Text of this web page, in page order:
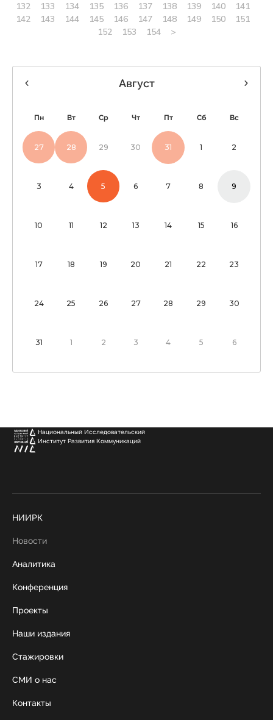
132
133 134 135 136 137 138 139 140
141
142
143 144 145 146 147 148 149 150
151
152
153 154 >
Август
Пн Вт Ср Чт Пт Сб Вс
27 28 29 30 31 1 2
3 4 5 6 7 8 9
10 11 12 13 14 15 16
17 18 19 20 21 22 23
24 25 26 27 28 29 30
31 1 2 3 4 5 6
Национальный Исследовательский
Институт Развития Коммуникаций
НИИРК
Новости
Аналитика
Конференция
Проекты
Наши издания
Стажировки
СМИ о нас
Контакты